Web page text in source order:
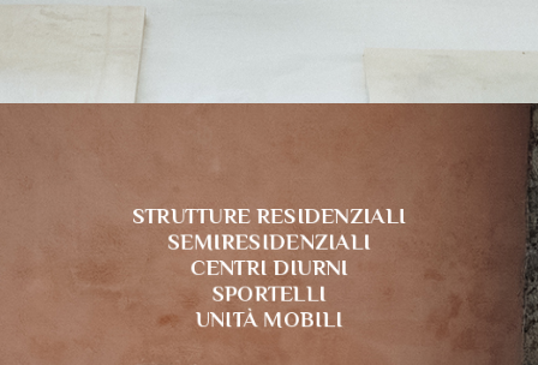
STRUTTURE RESIDENZIALI
SEMIRESIDENZIALI
CENTRI DIURNI
SPORTELLI
UNITÀ MOBILI